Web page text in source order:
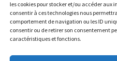
les cookies pour stocker et/ou accéder aux
consentir à ces technologies nous
comportement de navigation ou les ID
consentir ou de retirer son consentement
caractéristiques et fonctions.
1 Bd des Frères Reboul 30400
Du Lundi au Vendredi de 9h à 12h
à 11H